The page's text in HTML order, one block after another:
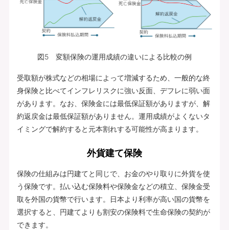
図5 変額保険の運用成績の違いによる比較の例
受取額が株式などの相場によって増減するため、一般的な終
身保険と比べてインフレリスクに強い反面、デフレに弱い面
があります。なお、保険金には最低保証額がありますが、解
約返戻金は最低保証額がありません。運用成績がよくないタ
イミングで解約すると元本割れする可能性が高まります。
外貨建て保険
保険の仕組みは円建てと同じで、お金のやり取りに外貨を使
う保険です。払い込む保険料や保険金などの積立、保険金受
取を外国の貨幣で行います。日本より利率が高い国の貨幣を
選択すると、円建てよりも割安の保険料で生命保険の契約が
できます。